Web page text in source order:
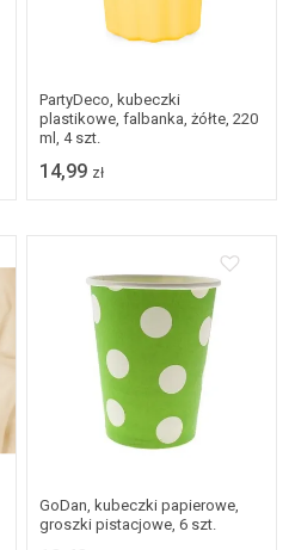
PartyDeco, kubeczki
plastikowe, falbanka, żółte, 220
ml, 4 szt.
14,99 zł
GoDan, kubeczki papierowe,
groszki pistacjowe, 6 szt.